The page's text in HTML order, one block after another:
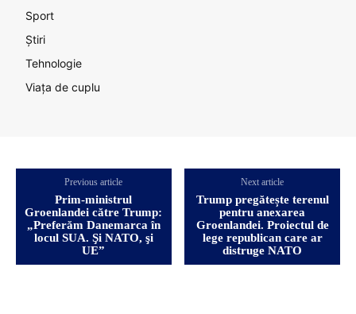
Sport
Știri
Tehnologie
Viața de cuplu
Previous article
Prim-ministrul
Groenlandei către Trump:
„Preferăm Danemarca în
locul SUA. Şi NATO, şi
UE”
Next article
Trump pregătește terenul
pentru anexarea
Groenlandei. Proiectul de
lege republican care ar
distruge NATO